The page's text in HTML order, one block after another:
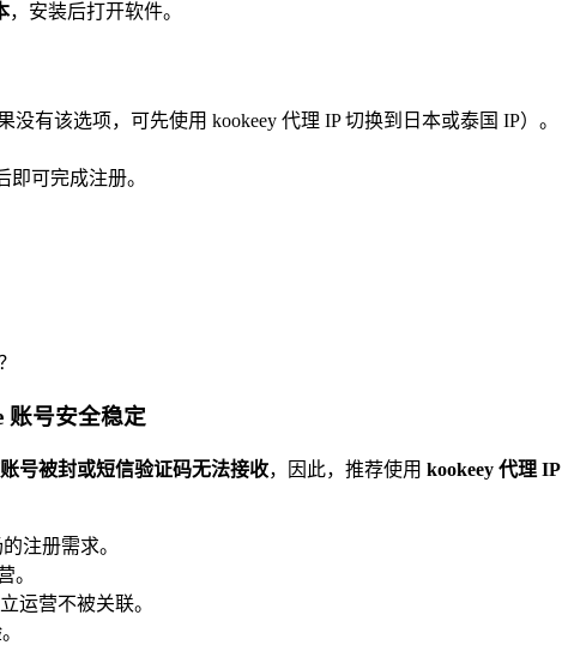
，安装后打开软件。
果没有该选项，可先使用 kookeey 代理 IP 切换到日本或泰国 IP）。
即可完成注册。
账号安全稳定
号被封或短信验证码无法接收，因此，推荐使用 kookeey 代理 IP
注册需求。
。
运营不被关联。